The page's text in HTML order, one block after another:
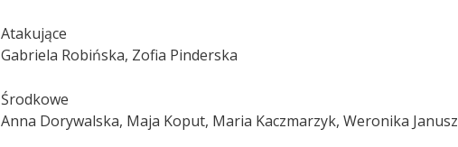
Atakujące
Gabriela Robińska, Zofia Pinderska
Środkowe
Anna Dorywalska, Maja Koput, Maria Kaczmarzyk, Weronika Janusz